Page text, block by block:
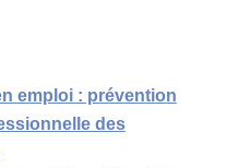
emploi : prévention
des